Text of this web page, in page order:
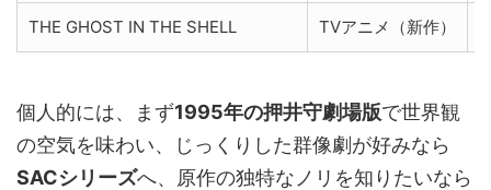
THE GHOST IN THE SHELL TVアニメ（新作）
個人的には、まず1995年の押井守劇場版で世界観
の空気を味わい、じっくりした群像劇が好みなら
SACシリーズへ、原作の独特なノリを知りたいなら